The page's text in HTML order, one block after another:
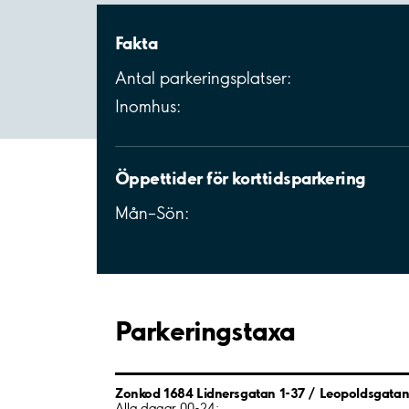
Fakta
Antal parkeringsplatser:
Inomhus:
Öppettider för korttidsparkering
Mån–Sön:
Parkeringstaxa
Zonkod 1684 Lidnersgatan 1-37 /